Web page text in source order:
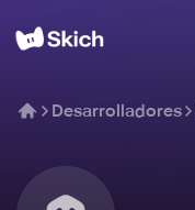
Desarrolladores